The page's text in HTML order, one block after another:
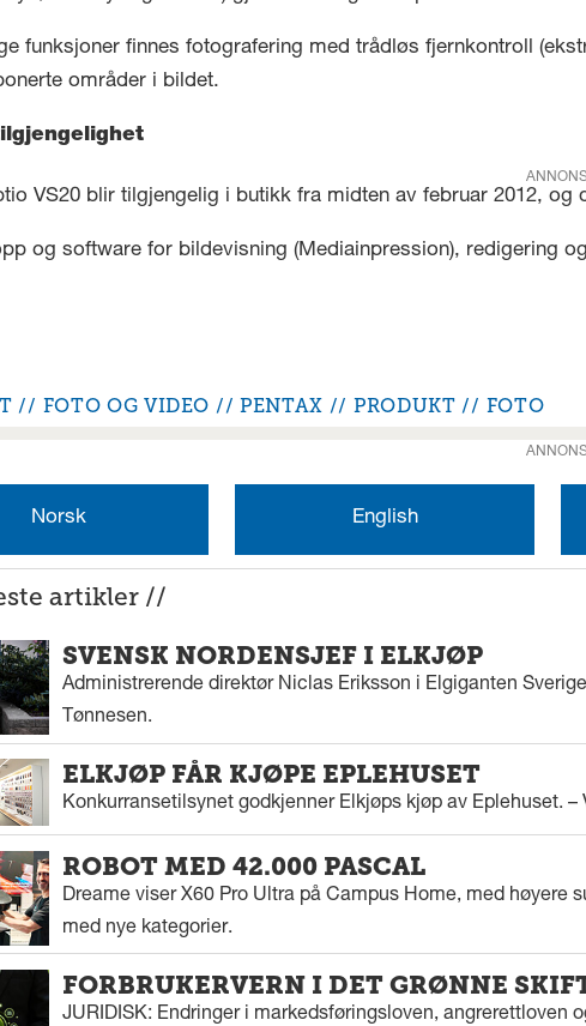
funksjoner finnes fotografering med trådløs fjernkontroll
områder i bildet.
VS20 blir tilgjengelig i butikk fra midten av februar 2012,
og software for bildevisning (Mediainpression), redigering
FOTO OG VIDEO PENTAX PRODUKT FOTO
Norsk English
artikler //
SVENSK NORDENSJEF I ELKJØP
Administrerende direktør Niclas Eriksson i Elgiganten
Tønnesen.
ELKJØP FÅR KJØPE EPLEHUSET
Konkurransetilsynet godkjenner Elkjøps kjøp av Eplehuset.
ROBOT MED 42.000 PASCAL
Dreame viser X60 Pro Ultra på Campus Home, med høyere
med nye kategorier.
FORBRUKERVERN I DET GRØNNE
JURIDISK: Endringer i markedsføringsloven, angrerettloven